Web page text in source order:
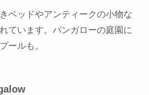
ベッドやアンティークの小物な
ています。バンガローの庭園に
ールも。